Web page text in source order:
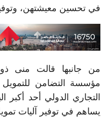
في تحسين معيشتهن،
من جانبها قالت منى
مؤسسة التضامن للتمويل
التجاري الدولي أحد
يساهم في توفير آليات